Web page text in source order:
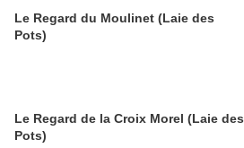
Le Regard du Moulinet (Laie des
Pots)
Le Regard de la Croix Morel (Laie des
Pots)